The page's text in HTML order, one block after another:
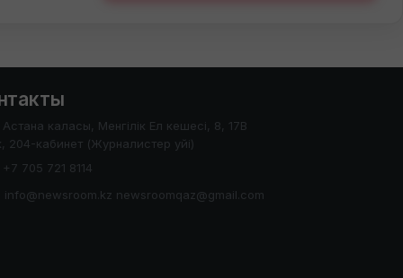
Астана каласы, Менгілік Ел кешесі, 8, 17В
204-кабинет (Журналистер уйі)
+7 705 721 8114
info@newsroom.kz newsroomqaz@gmail.com